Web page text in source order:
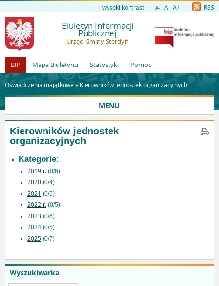
wysoki kontrast A- A A+ RSS
Biuletyn Informacji
Publicznej
Urząd Gminy Sterdyń
BIP Mapa Biuletynu Statystyki Pomoc
Oświadczenia majątkowe » Kierowników jednostek organizacyjnych
MENU
Wyszukiwarka
Kierowników jednostek
organizacyjnych
Kategorie:
2019 r. (0/6)
2020 (0/4)
2021 (0/5)
2022 r. (0/5)
2023 (0/6)
2024 (0/5)
2025 (0/7)